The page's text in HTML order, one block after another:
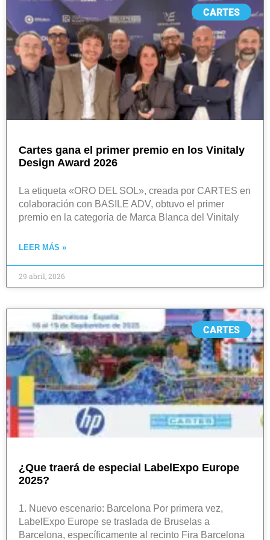
CARTES
Cartes gana el primer premio en los Vinitaly
Design Award 2026
La etiqueta «ORO DEL SOL», creada por CARTES en
colaboración con BASILE ADV, obtuvo el primer
premio en la categoría de Marca Blanca del Vinitaly
LEER MÁS »
29 abril, 2026
CARTES
¿Que traerá de especial LabelExpo Europe
2025?
1. Nuevo escenario: Barcelona Por primera vez,
LabelExpo Europe se traslada de Bruselas a
Barcelona, específicamente al recinto Fira Barcelona